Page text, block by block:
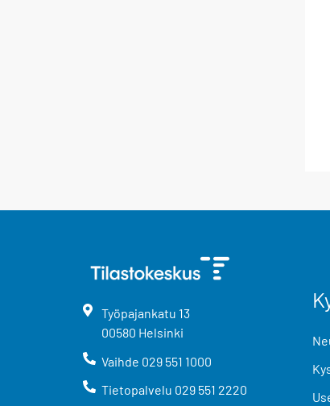
Työpajankatu 13
00580 Helsinki
Vaihde 029 551 1000
Tietopalvelu 029 551 2220